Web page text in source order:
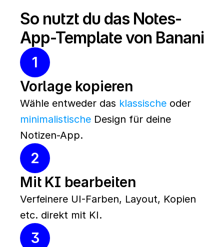
So nutzt du das Notes-
App-Template von Banani
1
Vorlage kopieren
Wähle entweder das klassische
minimalistische Design für deine
Notizen-App.
2
Mit KI bearbeiten
Verfeinere UI-Farben, Layout, Kopien
etc. direkt mit KI.
3